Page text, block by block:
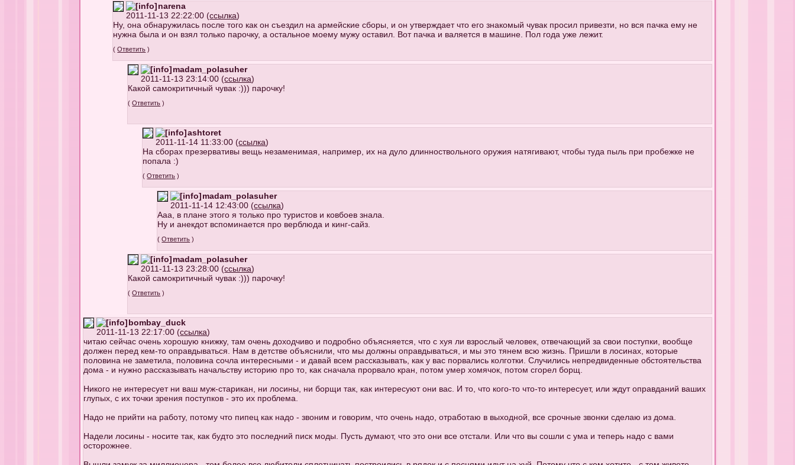
narena
2011-11-13 22:22:00 (ссылка)
Ну, она обнаружилась после того как он съездил на армейские сборы, и он утверждает что его знакомый чувак просил привезти, но вся пачка ему не
нужна была и он взял только парочку, а остальное моему мужу оставил. Вот пачка и валяется в машине. Пол года уже лежит.
(Ответить )
madam_polasuher
2011-11-13 23:14:00 (ссылка)
Какой самокритичный чувак :))) парочку!
(Ответить )
ashtoret
2011-11-14 11:33:00 (ссылка)
На сборах презервативы вещь незаменимая, например, их на дуло длинноствольного оружия натягивают, чтобы туда пыль при пробежке не
попала :)
(Ответить )
madam_polasuher
2011-11-14 12:43:00 (ссылка)
Ааа, в плане этого я только про туристов и ковбоев знала.
Ну и анекдот вспоминается про верблюда и кинг-сайз.
(Ответить )
madam_polasuher
2011-11-13 23:28:00 (ссылка)
Какой самокритичный чувак :))) парочку!
(Ответить )
bombay_duck
2011-11-13 22:17:00 (ссылка)
читаю сейчас очень хорошую книжку, там очень доходчиво и подробно объясняется, что с хуя ли взрослый человек, отвечающий за свои поступки, вообще
должен перед кем-то оправдываться. Нам в детстве объяснили, что мы должны оправдываться, и мы это тянем всю жизнь. Пришли в лосинах, которые
половина не заметила, половина сочла интересными - и давай всем рассказывать, как у вас порвались колготки. Случились непредвиденные обстоятельства
дома - и нужно рассказывать начальству историю про то, как сначала прорвало кран, потом умер хомячок, потом сгорел борщ.
Никого не интересует ни ваш муж-старикан, ни лосины, ни борщи так, как интересуют они вас. И то, что кого-то что-то интересует, или ждут оправданий ваших
глупых, с их точки зрения поступков - это их проблема.
Надо не прийти на работу, потому что пипец как надо - звоним и говорим, что очень надо, отработаю в выходной, все срочные звонки сделаю из дома.
Надели лосины - носите так, как будто это последний писк моды. Пусть думают, что это они все отстали. Или что вы сошли с ума и теперь надо с вами
осторожнее.